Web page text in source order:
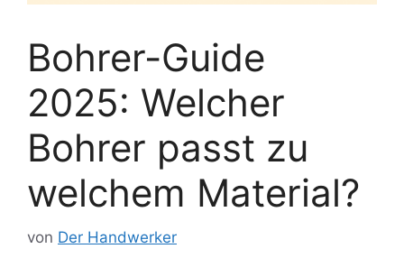
Bohrer-Guide
2025: Welcher
Bohrer passt zu
welchem ​​Material?
von Der Handwerker